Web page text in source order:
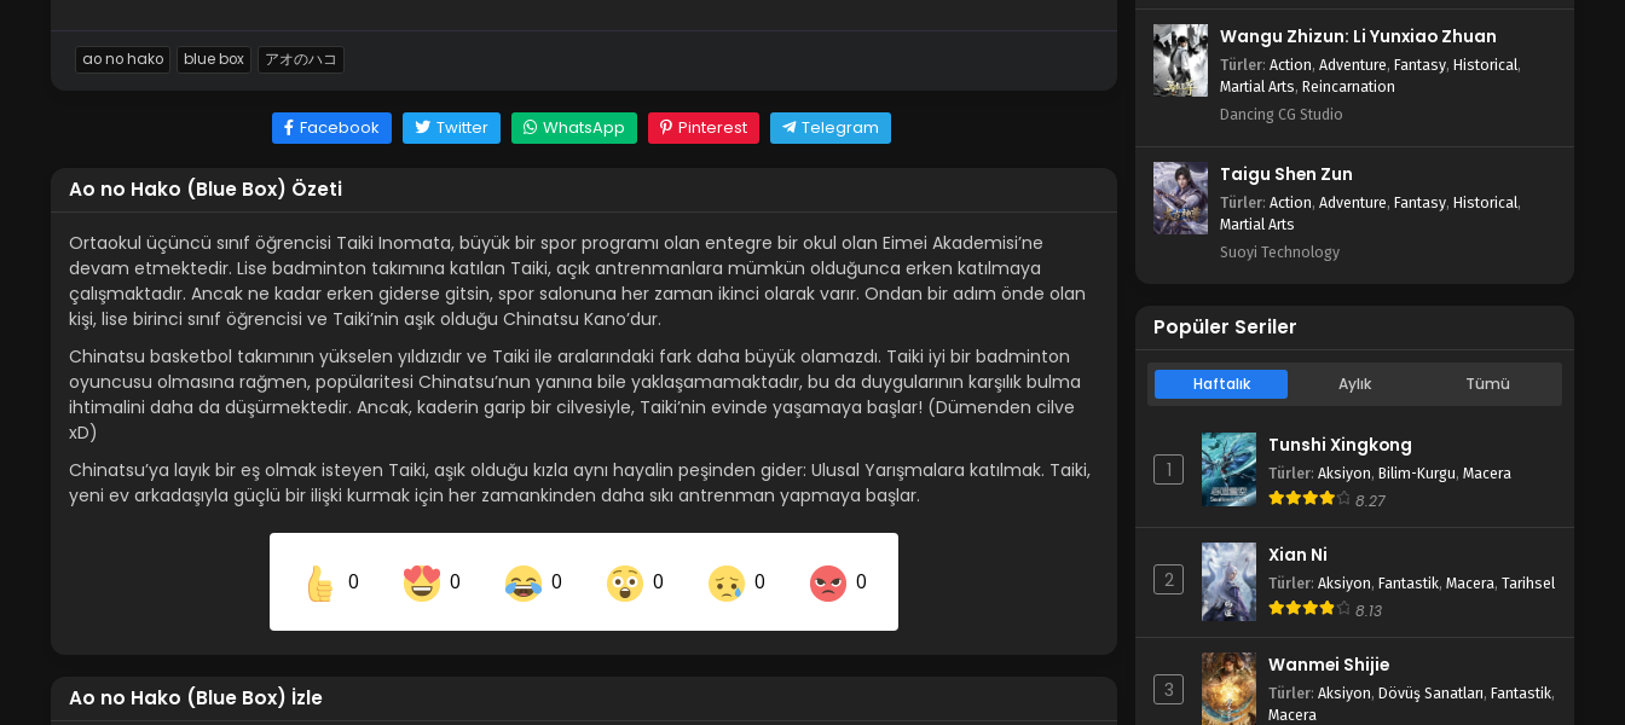
ao no hako blue box アオのハコ
Facebook Twitter WhatsApp Pinterest Telegram
Ao no Hako (Blue Box) Özeti
Ortaokul üçüncü sınıf öğrencisi Taiki Inomata, büyük bir spor programı olan entegre bir okul olan Eimei Akademisi’ne
devam etmektedir. Lise badminton takımına katılan Taiki, açık antrenmanlara mümkün olduğunca erken katılmaya
çalışmaktadır. Ancak ne kadar erken giderse gitsin, spor salonuna her zaman ikinci olarak varır. Ondan bir adım önde olan
kişi, lise birinci sınıf öğrencisi ve Taiki’nin aşık olduğu Chinatsu Kano’dur.
Chinatsu basketbol takımının yükselen yıldızıdır ve Taiki ile aralarındaki fark daha büyük olamazdı. Taiki iyi bir badminton
oyuncusu olmasına rağmen, popülaritesi Chinatsu’nun yanına bile yaklaşamamaktadır, bu da duygularının karşılık bulma
ihtimalini daha da düşürmektedir. Ancak, kaderin garip bir cilvesiyle, Taiki’nin evinde yaşamaya başlar! (Dümenden cilve
xD)
Chinatsu’ya layık bir eş olmak isteyen Taiki, aşık olduğu kızla aynı hayalin peşinden gider: Ulusal Yarışmalara katılmak. Taiki,
yeni ev arkadaşıyla güçlü bir ilişki kurmak için her zamankinden daha sıkı antrenman yapmaya başlar.
0 0 0 0 0 0
Ao no Hako (Blue Box) İzle
Wangu Zhizun: Li Yunxiao Zhuan
Türler: Action, Adventure, Fantasy, Historical,
Martial Arts, Reincarnation
Dancing CG Studio
Taigu Shen Zun
Türler: Action, Adventure, Fantasy, Historical,
Martial Arts
Suoyi Technology
Popüler Seriler
Haftalık Aylık Tümü
1
Tunshi Xingkong
Türler: Aksiyon, Bilim-Kurgu, Macera
8.27
2
Xian Ni
Türler: Aksiyon, Fantastik, Macera, Tarihsel
8.13
3
Wanmei Shijie
Türler: Aksiyon, Dövüş Sanatları, Fantastik,
Macera